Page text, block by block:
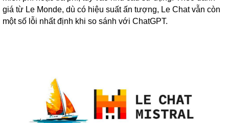
giá từ Le Monde, dù có hiệu suất ấn tượng, Le Chat vẫn còn
một số lỗi nhất định khi so sánh với ChatGPT.